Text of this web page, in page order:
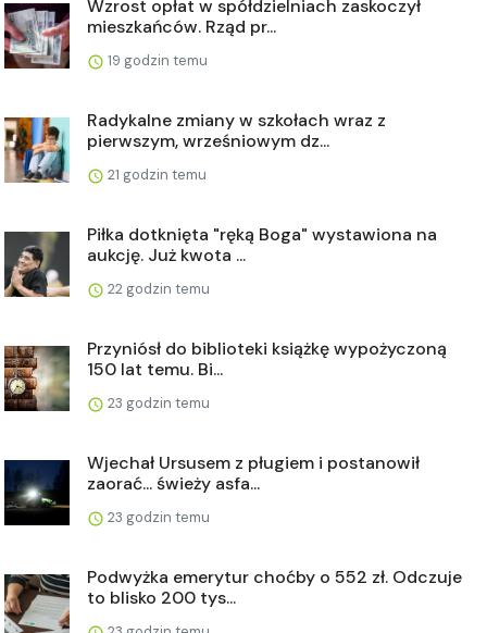
Wzrost opłat w spółdzielniach zaskoczył
mieszkańców. Rząd pr...
19 godzin temu
Radykalne zmiany w szkołach wraz z
pierwszym, wrześniowym dz...
21 godzin temu
Piłka dotknięta "ręką Boga" wystawiona na
aukcję. Już kwota ...
22 godzin temu
Przyniósł do biblioteki książkę wypożyczoną
150 lat temu. Bi...
23 godzin temu
Wjechał Ursusem z pługiem i postanowił
zaorać... świeży asfa...
23 godzin temu
Podwyżka emerytur choćby o 552 zł. Odczuje
to blisko 200 tys...